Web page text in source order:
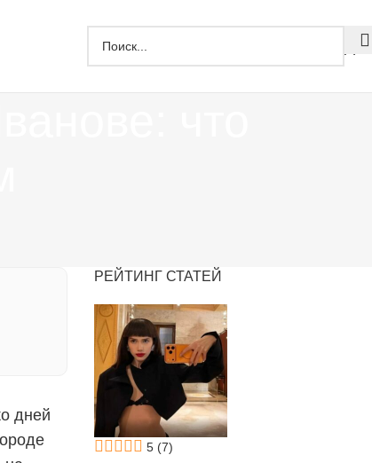
что
дней
РЕЙТИНГ СТАТЕЙ
5 (7)